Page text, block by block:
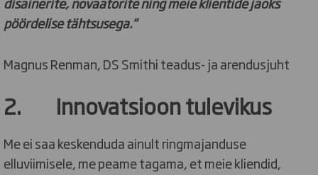
pöördelise tähtsusega.“
Magnus Renman, DS Smithi teadus- ja arendusjuht
2. Innovatsioon tulevikus
Me ei saa keskenduda ainult ringmajanduse
elluviimisele, me peame tagama, et meie kliendid,